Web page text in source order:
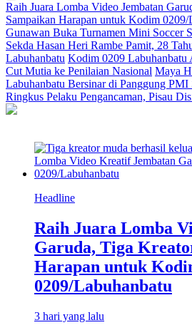
Raih Juara Lomba Video Jembatan
Sampaikan Harapan untuk Kodim 0209/
Gunawan Buka Turnamen Mini Soccer
Sekda Hasan Heri Rambe Pamit, 28
Labuhanbatu Kodim 0209 Labuhanbatu
Cut Mutia ke Penilaian Nasional Maya
Labuhanbatu Bersinar di Panggung PMI
Ringkus Pelaku Pengancaman, Pisau
Headline
Raih Juara Lomba
Garuda, Tiga
Harapan untuk
0209/Labuhanbatu
3 hari yang lalu